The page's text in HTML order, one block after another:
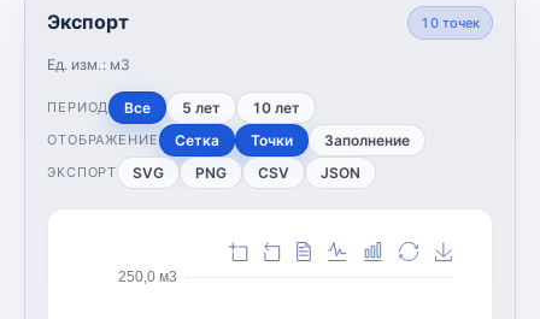
Экспорт
Ед. изм.: м3
10точек
ПЕРИОД Все 5 лет 10 лет
ОТОБРАЖЕНИЕ Сетка Точки Заполнение
ЭКСПОРТ SVG PNG CSV JSON
250,0 м3